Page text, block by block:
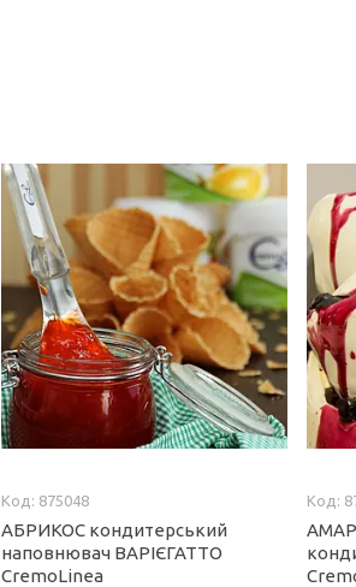
875048
АБРИКОС кондитерський
наповнювач ВАРІЄГАТТО
CremoLinea